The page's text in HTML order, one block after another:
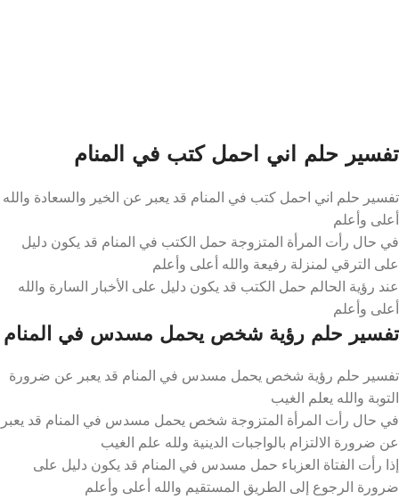
تفسير حلم اني احمل كتب في المنام
تفسير حلم اني احمل كتب في المنام قد يعبر عن الخير والسعادة والله
أعلى وأعلم
في حال رأت المرأة المتزوجة حمل الكتب في المنام قد يكون دليل
على الترقي لمنزلة رفيعة والله أعلى وأعلم
عند رؤية الحالم حمل الكتب قد يكون دليل على الأخبار السارة والله
أعلى وأعلم
تفسير حلم رؤية شخص يحمل مسدس في المنام
تفسير حلم رؤية شخص يحمل مسدس في المنام قد يعبر عن ضرورة
التوبة والله يعلم الغيب
في حال رأت المرأة المتزوجة شخص يحمل مسدس في المنام قد يعبر
عن ضرورة الالتزام بالواجبات الدينية ولله علم الغيب
إذا رأت الفتاة العزباء حمل مسدس في المنام قد يكون دليل على
ضرورة الرجوع إلى الطريق المستقيم والله أعلى وأعلم